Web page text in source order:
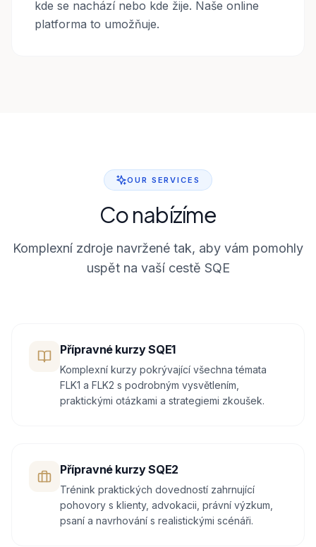
kde se nachází nebo kde žije. Naše online
platforma to umožňuje.
OUR SERVICES
Co nabízíme
Komplexní zdroje navržené tak, aby vám pomohly
uspět na vaší cestě SQE
Přípravné kurzy SQE1
Komplexní kurzy pokrývající všechna témata
FLK1 a FLK2 s podrobným vysvětlením,
praktickými otázkami a strategiemi zkoušek.
Přípravné kurzy SQE2
Trénink praktických dovedností zahrnující
pohovory s klienty, advokacii, právní výzkum,
psaní a navrhování s realistickými scénáři.